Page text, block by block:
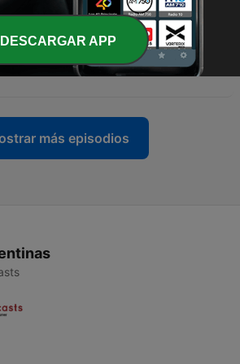
URBANA - MISTERIO REEL
más episodios
DESCARGAR APP